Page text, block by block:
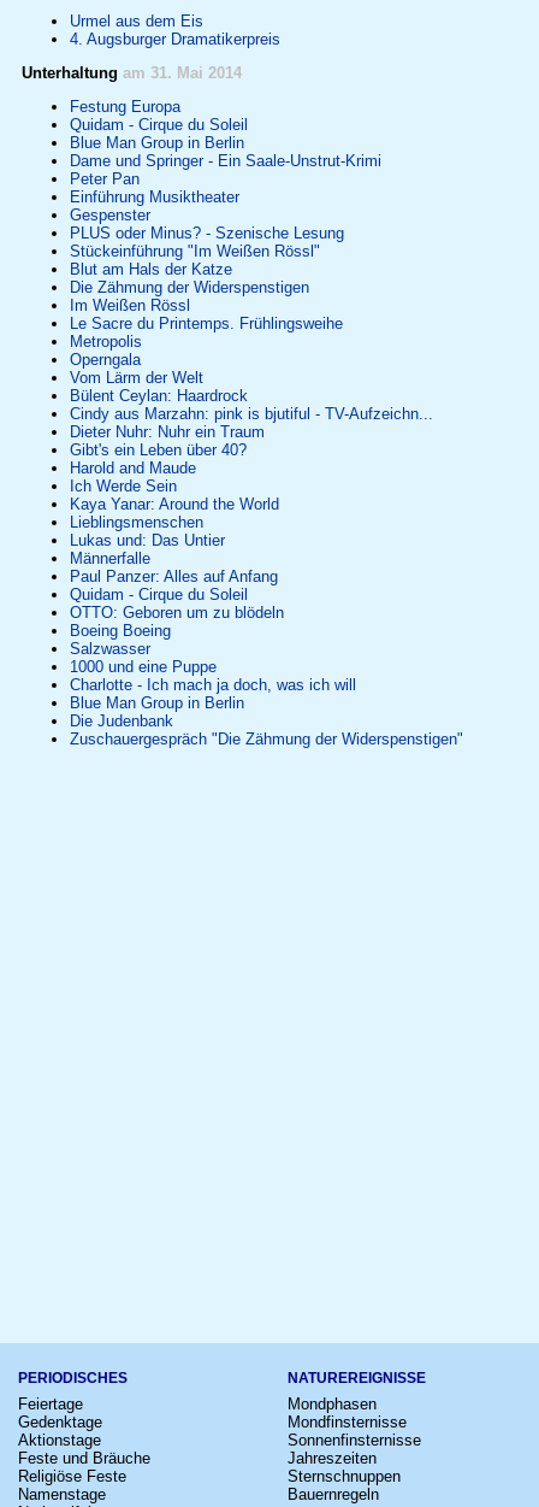
Urmel aus dem Eis
4. Augsburger Dramatikerpreis
Unterhaltung am 31. Mai 2014
Festung Europa
Quidam - Cirque du Soleil
Blue Man Group in Berlin
Dame und Springer - Ein Saale-Unstrut-Krimi
Peter Pan
Einführung Musiktheater
Gespenster
PLUS oder Minus? - Szenische Lesung
Stückeinführung "Im Weißen Rössl"
Blut am Hals der Katze
Die Zähmung der Widerspenstigen
Im Weißen Rössl
Le Sacre du Printemps. Frühlingsweihe
Metropolis
Operngala
Vom Lärm der Welt
Bülent Ceylan: Haardrock
Cindy aus Marzahn: pink is bjutiful - TV-Aufzeichn...
Dieter Nuhr: Nuhr ein Traum
Gibt's ein Leben über 40?
Harold and Maude
Ich Werde Sein
Kaya Yanar: Around the World
Lieblingsmenschen
Lukas und: Das Untier
Männerfalle
Paul Panzer: Alles auf Anfang
Quidam - Cirque du Soleil
OTTO: Geboren um zu blödeln
Boeing Boeing
Salzwasser
1000 und eine Puppe
Charlotte - Ich mach ja doch, was ich will
Blue Man Group in Berlin
Die Judenbank
Zuschauergespräch "Die Zähmung der Widerspenstigen"
PERIODISCHES
Feiertage
Gedenktage
Aktionstage
Feste und Bräuche
Religiöse Feste
Namenstage
NATUREREIGNISSE
Mondphasen
Mondfinsternisse
Sonnenfinsternisse
Jahreszeiten
Sternschnuppen
Bauernregeln